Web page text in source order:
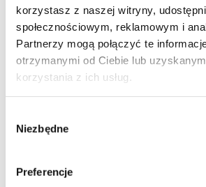
korzystasz z naszej witryny,
społecznościowym, reklamowym i
Partnerzy mogą połączyć te
otrzymanymi od Ciebie lub
korzystania z ich usług.
zgody
Niezbędne
Preferencje
ODDECHOWE
07:20